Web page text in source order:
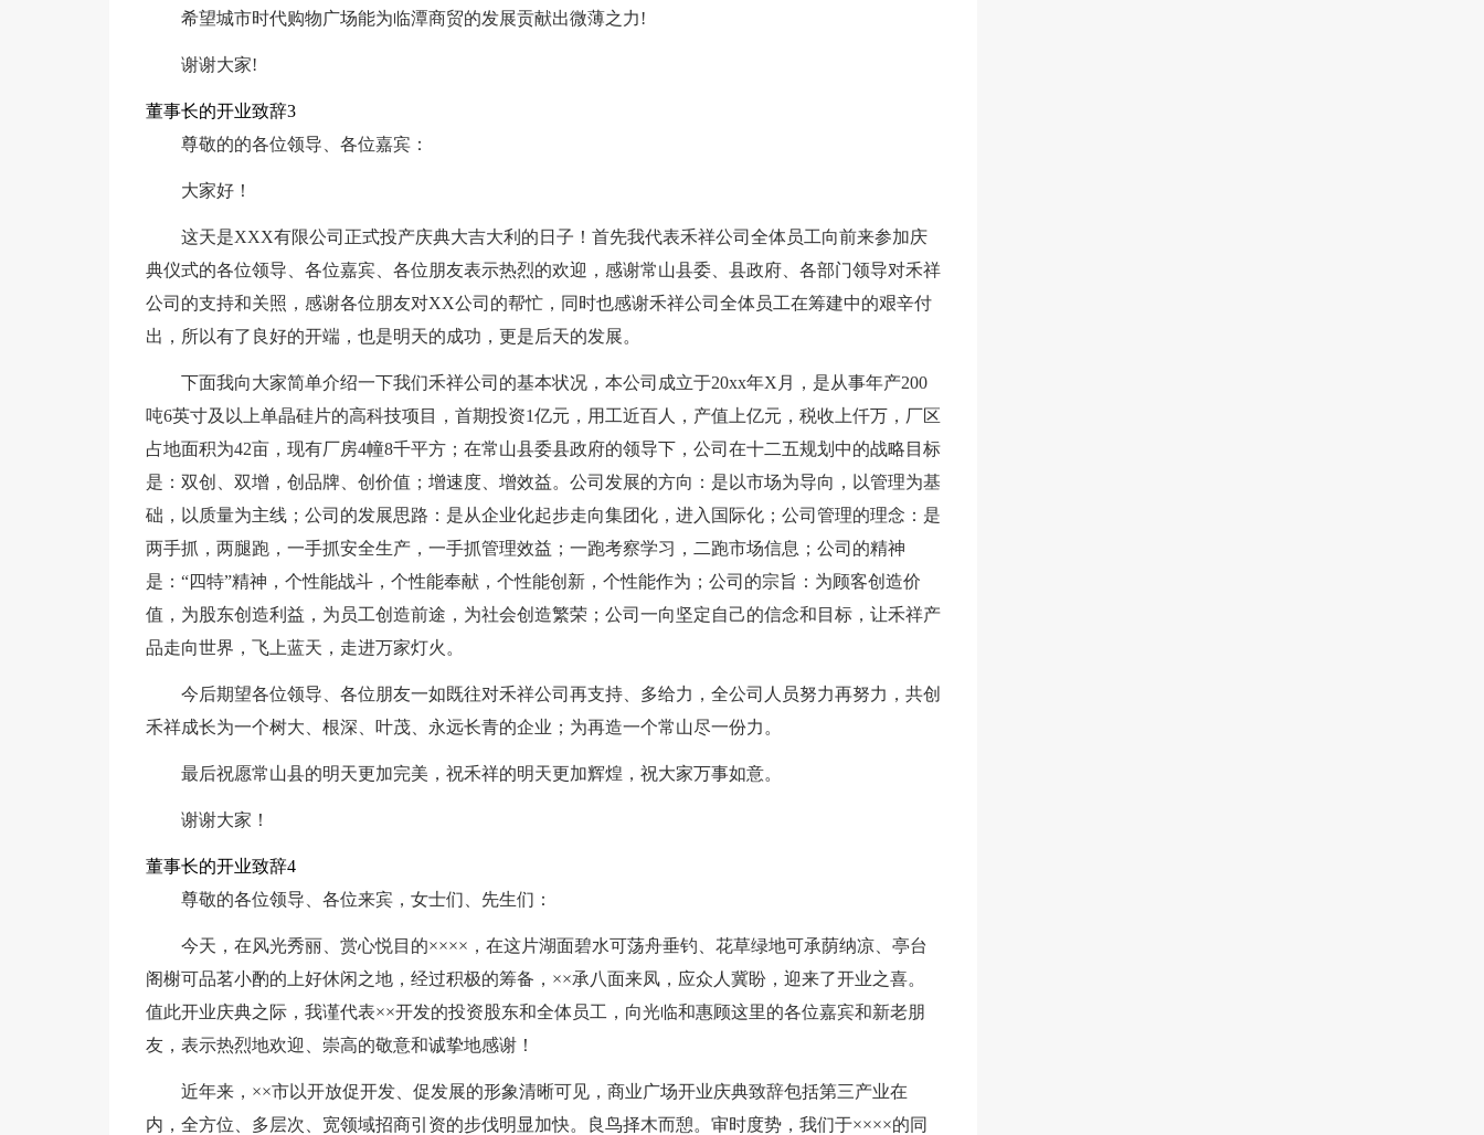
希望城市时代购物广场能为临潭商贸的发展贡献出微薄之力!
谢谢大家!
董事长的开业致辞3
尊敬的的各位领导、各位嘉宾：
大家好！
这天是XXX有限公司正式投产庆典大吉大利的日子！首先我代表禾祥公司全体员工向前来参加庆
典仪式的各位领导、各位嘉宾、各位朋友表示热烈的欢迎，感谢常山县委、县政府、各部门领导对禾祥
公司的支持和关照，感谢各位朋友对XX公司的帮忙，同时也感谢禾祥公司全体员工在筹建中的艰辛付
出，所以有了良好的开端，也是明天的成功，更是后天的发展。
下面我向大家简单介绍一下我们禾祥公司的基本状况，本公司成立于20xx年X月，是从事年产200
吨6英寸及以上单晶硅片的高科技项目，首期投资1亿元，用工近百人，产值上亿元，税收上仟万，厂区
占地面积为42亩，现有厂房4幢8千平方；在常山县委县政府的领导下，公司在十二五规划中的战略目标
是：双创、双增，创品牌、创价值；增速度、增效益。公司发展的方向：是以市场为导向，以管理为基
础，以质量为主线；公司的发展思路：是从企业化起步走向集团化，进入国际化；公司管理的理念：是
两手抓，两腿跑，一手抓安全生产，一手抓管理效益；一跑考察学习，二跑市场信息；公司的精神
是：“四特”精神，个性能战斗，个性能奉献，个性能创新，个性能作为；公司的宗旨：为顾客创造价
值，为股东创造利益，为员工创造前途，为社会创造繁荣；公司一向坚定自己的信念和目标，让禾祥产
品走向世界，飞上蓝天，走进万家灯火。
今后期望各位领导、各位朋友一如既往对禾祥公司再支持、多给力，全公司人员努力再努力，共创
禾祥成长为一个树大、根深、叶茂、永远长青的企业；为再造一个常山尽一份力。
最后祝愿常山县的明天更加完美，祝禾祥的明天更加辉煌，祝大家万事如意。
谢谢大家！
董事长的开业致辞4
尊敬的各位领导、各位来宾，女士们、先生们：
今天，在风光秀丽、赏心悦目的××××，在这片湖面碧水可荡舟垂钓、花草绿地可承荫纳凉、亭台
阁榭可品茗小酌的上好休闲之地，经过积极的筹备，××承八面来凤，应众人冀盼，迎来了开业之喜。
值此开业庆典之际，我谨代表××开发的投资股东和全体员工，向光临和惠顾这里的各位嘉宾和新老朋
友，表示热烈地欢迎、崇高的敬意和诚挚地感谢！
近年来，××市以开放促开发、促发展的形象清晰可见，商业广场开业庆典致辞包括第三产业在
内，全方位、多层次、宽领域招商引资的步伐明显加快。良鸟择木而憩。审时度势，我们于××××的同